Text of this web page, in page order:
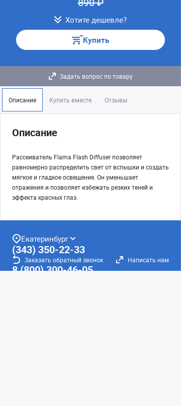
Хотите дешевле?
Купить
Задать вопрос по товару
Описание Купить вместе Отзывы
Описание
Рассеиватель Flama Flash Diffuser позволяет
равномерно распределить свет от вспышки и создать
мягкое и гладкое освещение. Он уменьшает
отражения и позволяет избежать резких теней и
эффекта красных глаз.
Екатеринбург
(343) 350-22-33
Заказать обратный звонок Написать нам
8 (800) 300-46-05